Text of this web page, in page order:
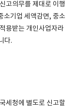
고의무를 제대로 이행
소기업 세액감면, 중소
용받는 개인사업자라
다.
세청에 별도로 신고할